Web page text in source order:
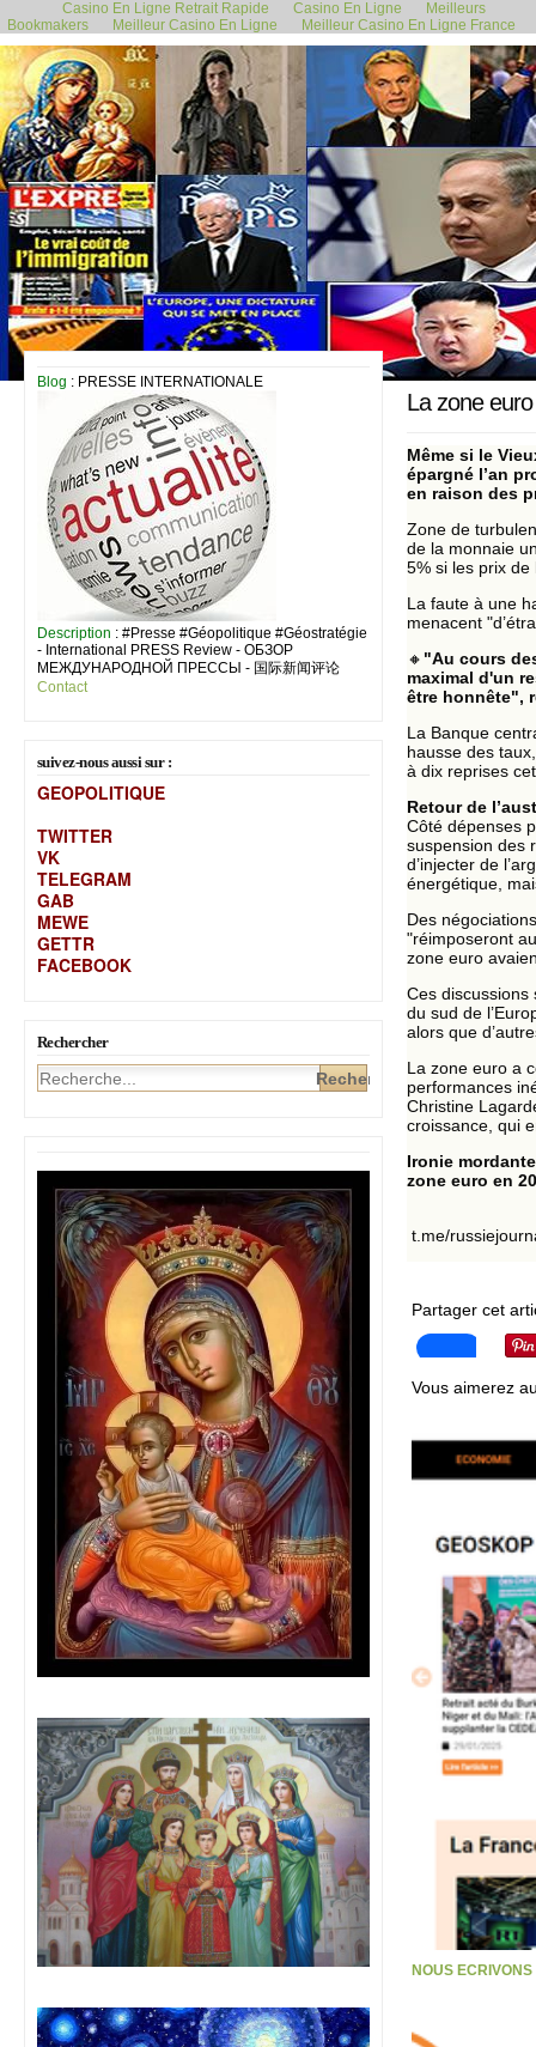
Casino En Ligne Retrait Rapide Casino En Ligne
Meilleurs
Bookmakers
Meilleur Casino En Ligne Meilleur Casino En Ligne France
Blog : PRESSE INTERNATIONALE
Description : #Presse #Géopolitique #Géostratégie
- International PRESS Review - ОБЗОР
МЕЖДУНАРОДНОЙ ПРЕССЫ - 国际新闻评论
Contact
suivez-nous aussi sur :
GEOPOLITIQUE
TWITTER
VK
TELEGRAM
GAB
MEWE
GETTR
FACEBOOK
Rechercher
7 août 2023
La zone
Même si le
épargné l’an
en raison des
Zone de
de la monnaie
5% si les prix de
La faute à une
menacent
🔸 "Au cours
maximal d'un
être honnête",
La Banque
hausse des
à dix reprises
Retour de
Côté dépenses
suspension des
d’injecter de
énergétique,
Des
"réimposeront
zone euro
Ces discussions
du sud de
alors que
La zone euro a
performances
Christine
croissance, qui
Ironie
zone euro en
t.me/
Partager cet
Vous aimerez
NOUS